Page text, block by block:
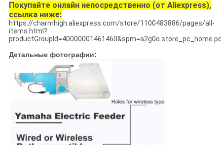
Покупайте онлайн непосредственно (от Aliexpress),
ссылка ниже:
https://charmhigh.aliexpress.com/store/1100483886/pages/all-
items.html?
Детальные фотографии: